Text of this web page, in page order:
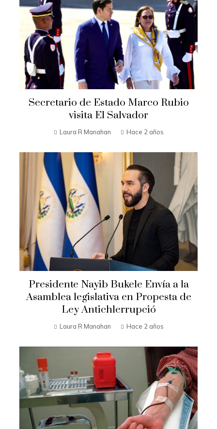
Secretario de Estado Marco Rubio
visita El Salvador
Laura R Manahan Hace 2 años
Presidente Nayib Bukele Envía a la
Asamblea legislativa en Propesta de
Ley Antichlerrupció
Laura R Manahan Hace 2 años